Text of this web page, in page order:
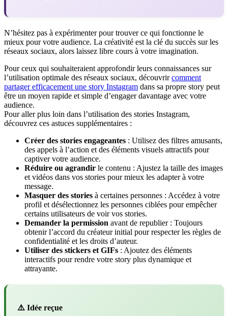
N’hésitez pas à expérimenter pour trouver ce qui fonctionne le
mieux pour votre audience. La créativité est la clé du succès sur les
réseaux sociaux, alors laissez libre cours à votre imagination.
Pour ceux qui souhaiteraient approfondir leurs connaissances sur
l’utilisation optimale des réseaux sociaux, découvrircomment
partager efficacement une story Instagram dans sa propre story peut
être un moyen rapide et simple d’engager davantage avec votre
audience.
Pour aller plus loin dans l’utilisation des stories Instagram,
découvrez ces astuces supplémentaires :
Créer des stories engageantes : Utilisez des filtres amusants,
des appels à l’action et des éléments visuels attractifs pour
captiver votre audience.
Réduire ou agrandir le contenu : Ajustez la taille des images
et vidéos dans vos stories pour mieux les adapter à votre
message.
Masquer des stories à certaines personnes : Accédez à votre
profil et désélectionnez les personnes ciblées pour empêcher
certains utilisateurs de voir vos stories.
Demander la permission avant de republier : Toujours
obtenir l’accord du créateur initial pour respecter les règles de
confidentialité et les droits d’auteur.
Utiliser des stickers et GIFs : Ajoutez des éléments
interactifs pour rendre votre story plus dynamique et
attrayante.
⚠️ Idée reçue